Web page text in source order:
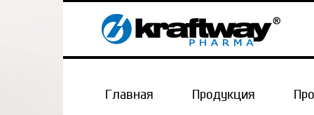
Главная Продукция